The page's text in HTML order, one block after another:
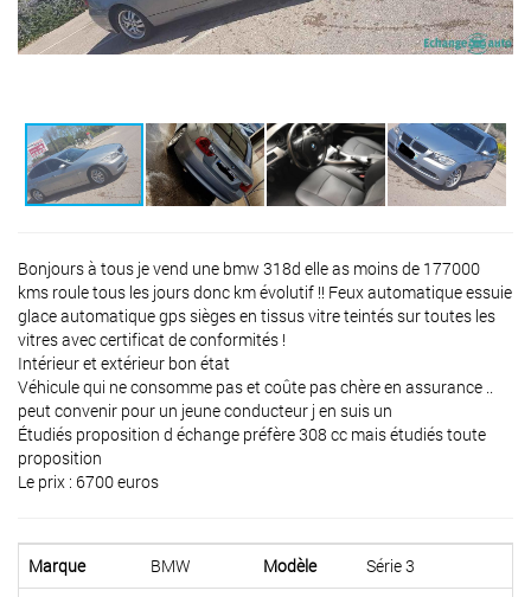
Bonjours à tous je vend une bmw 318d elle as moins de 177000
kms roule tous les jours donc km évolutif !! Feux automatique essuie
glace automatique gps sièges en tissus vitre teintés sur toutes les
vitres avec certificat de conformités !
Intérieur et extérieur bon état
Véhicule qui ne consomme pas et coûte pas chère en assurance ..
peut convenir pour un jeune conducteur j en suis un
Étudiés proposition d échange préfère 308 cc mais étudiés toute
proposition
Le prix : 6700 euros
Marque BMW Modèle
Série 3